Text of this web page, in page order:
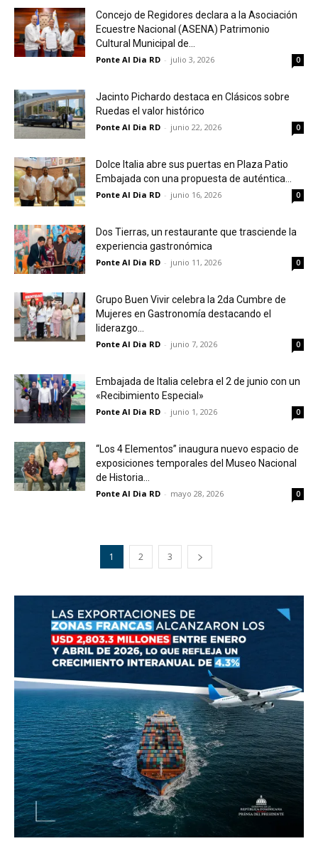
Concejo de Regidores declara a la Asociación
Ecuestre Nacional (ASENA) Patrimonio
Cultural Municipal de...
Ponte Al Dia RD - julio 3, 2026 0
Jacinto Pichardo destaca en Clásicos sobre
Ruedas el valor histórico
Ponte Al Dia RD - junio 22, 2026 0
Dolce Italia abre sus puertas en Plaza Patio
Embajada con una propuesta de auténtica...
Ponte Al Dia RD - junio 16, 2026 0
Dos Tierras, un restaurante que trasciende la
experiencia gastronómica
Ponte Al Dia RD - junio 11, 2026 0
Grupo Buen Vivir celebra la 2da Cumbre de
Mujeres en Gastronomía destacando el
liderazgo...
Ponte Al Dia RD - junio 7, 2026 0
Embajada de Italia celebra el 2 de junio con un
«Recibimiento Especial»
Ponte Al Dia RD - junio 1, 2026 0
“Los 4 Elementos” inaugura nuevo espacio de
exposiciones temporales del Museo Nacional
de Historia...
Ponte Al Dia RD - mayo 28, 2026 0
1 2 3